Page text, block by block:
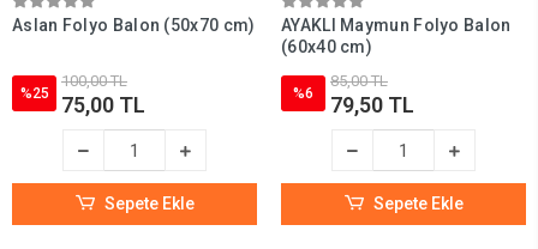
Aslan Folyo Balon (50x70 cm)
%25
100,00 TL
75,00 TL
Sepete Ekle
AYAKLI Maymun Folyo Balon
(60x40 cm)
%6
85,00 TL
79,50 TL
Sepete Ekle